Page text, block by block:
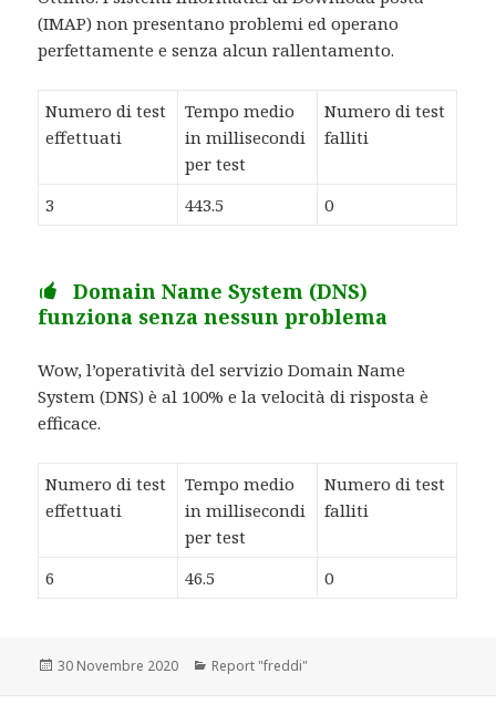
(IMAP) non presentano problemi ed operano
perfettamente e senza alcun rallentamento.
Numero di test
effettuati
Tempo medio
in millisecondi
per test
Numero di test
falliti
3 443.5 0
Domain Name System (DNS)
funziona senza nessun problema
Wow, l’operatività del servizio Domain Name
System (DNS) è al 100% e la velocità di risposta è
efficace.
Numero di test
effettuati
Tempo medio
in millisecondi
per test
Numero di test
falliti
6 46.5 0
Scritto
30 Novembre 2020 Categorie
Report "freddi"